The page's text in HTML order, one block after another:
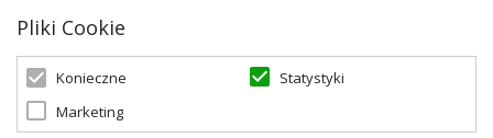
Pliki Cookie
Konieczne
Statystyki
Marketing